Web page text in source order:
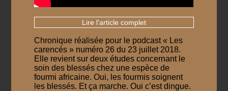
Lire l'article complet
Chronique réalisée pour le podcast « Les
carencés » numéro 26 du 23 juillet 2018.
Elle revient sur deux études concernant le
soin des blessés chez une espèce de
fourmi africaine. Oui, les fourmis soignent
les blessés. Et ça marche. Oui c’est dingue.